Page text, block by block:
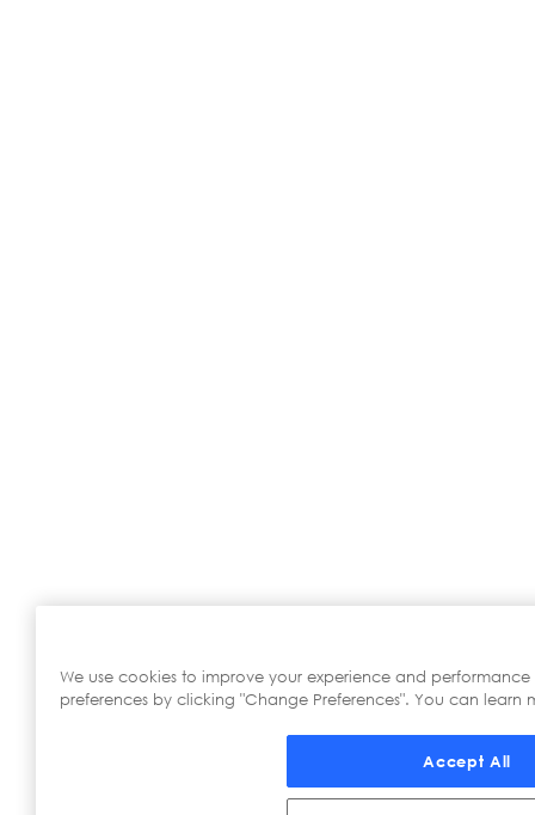
We use cookies to improve your experience and
preferences by clicking "Change Preferences". You can learn
Accept All